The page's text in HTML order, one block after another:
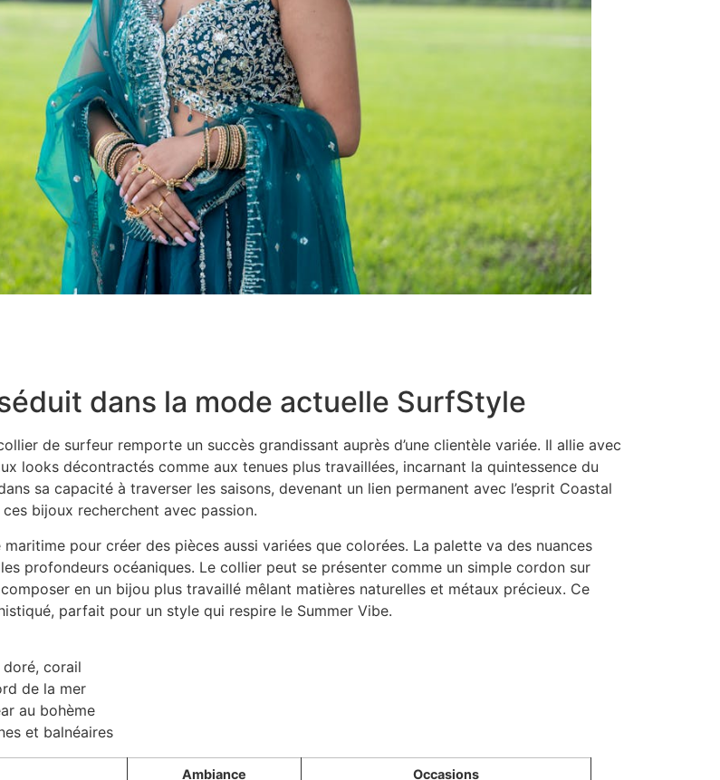
dans la mode actuelle SurfStyle
de surfeur remporte un succès grandissant auprès d’une clientèle variée. Il allie avec
looks décontractés comme aux tenues plus travaillées, incarnant la quintessence du
sa capacité à traverser les saisons, devenant un lien permanent avec l’esprit Coastal
bijoux recherchent avec passion.
pour créer des pièces aussi variées que colorées. La palette va des nuances
profondeurs océaniques. Le collier peut se présenter comme un simple cordon sur
en un bijou plus travaillé mêlant matières naturelles et métaux précieux. Ce
parfait pour un style qui respire le Summer Vibe.
doré, corail
de la mer
au bohème
et balnéaires
Ambiance Occasions